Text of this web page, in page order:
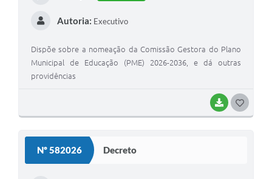
BAIXAR
Autoria: Executivo
Dispõe sobre a nomeação da Comissão Gestora do Plano
Municipal de Educação (PME) 2026-2036, e dá outras
providências
Nº 582026 Decreto